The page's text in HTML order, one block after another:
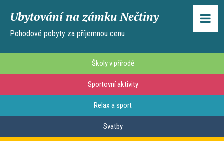
Ubytování na zámku Nečtiny
Pohodové pobyty za příjemnou cenu
Školy v přírodě
Sportovní aktivity
Relax a sport
Svatby